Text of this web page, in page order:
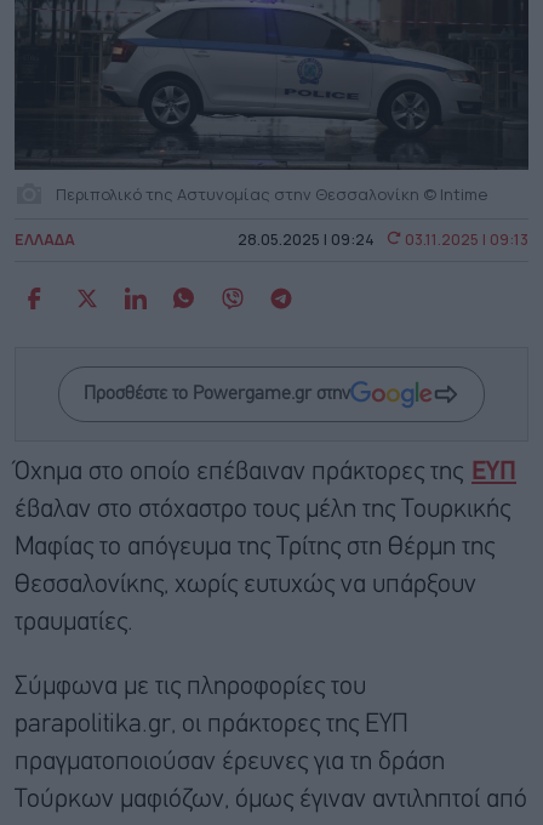
Περιπολικό της Αστυνομίας στην Θεσσαλονίκη © Intime
ΕΛΛΑΔΑ 28.05.2025 | 09:24 03.11.2025 | 09:13
Προσθέστε το Powergame.gr στην
Όχημα στο οποίο επέβαιναν πράκτορες της ΕΥΠ
έβαλαν στο στόχαστρο τους μέλη της Τουρκικής
Μαφίας το απόγευμα της Τρίτης στη Θέρμη της
Θεσσαλονίκης, χωρίς ευτυχώς να υπάρξουν
τραυματίες.
Σύμφωνα με τις πληροφορίες του
parapolitika.gr, oι πράκτορες της ΕΥΠ
πραγματοποιούσαν έρευνες για τη δράση
Τούρκων μαφιόζων, όμως έγιναν αντιληπτοί από